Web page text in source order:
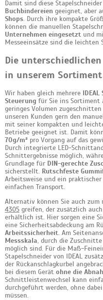
Damit sind diese
Buchbindereien geeignet, aber
Shops. Durch ihre kompakte
können die manuellen
Unternehmen eingesetzt und
Messeeinsätze sind die leichten
Die
in unserem Sortiment
Wir haben gleich mehrere
Steuerung für Sie ins Sortiment
geringes Volumen
unseren Kunden gern den
mit seiner kompakten und
Betriebe geeignet ist. Damit
70g/m² pro Vorgang auf das
Durch integrierte LED-
Schnittergebnisse möglich,
Grundlage für DIN-gerechte
sicherstellt. Rutschfeste
Arbeitsweise und ein
einfachen Transport.
Alternativ können Sie auch zum
4305 greifen, der zusätzlich auch
erhältlich ist. Hier sorgen eine
eine Sicherheitsabdeckung am
Arbeitssicherheit. Am
Messskala, durch die
möglich sind. Für die Maß-
Stapelschneider von IDEAL
der Rückanschlagkurbel
bei diesem Gerät ohne die
Schnittleistenwechsel kann
durchgeführt werden, ohne
müssen.